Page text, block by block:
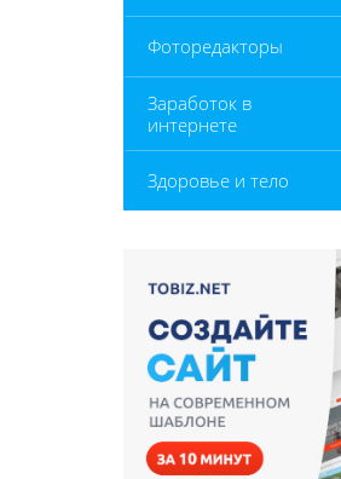
Фоторедакторы
Заработок в
интернете
Здоровье и тело